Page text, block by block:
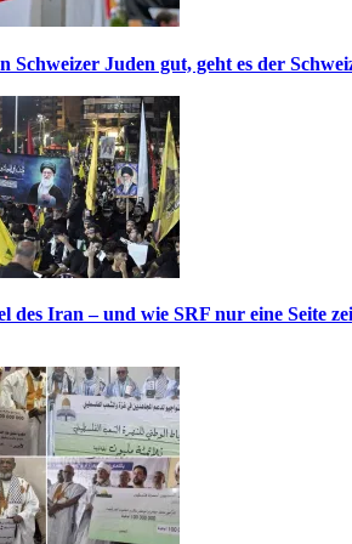
Schweizer Juden gut, geht es der
des Iran – und wie SRF nur eine Seite